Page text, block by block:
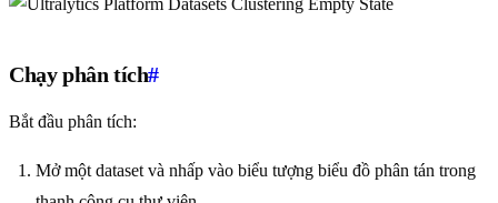
Chạy phân tích#
Bắt đầu phân tích:
Mở một dataset và nhấp vào biểu tượng biểu đồ phân tán trong